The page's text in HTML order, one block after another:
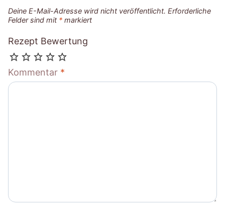
Deine E-Mail-Adresse wird nicht veröffentlicht. Erforderliche
Felder sind mit * markiert
Rezept Bewertung
Kommentar *